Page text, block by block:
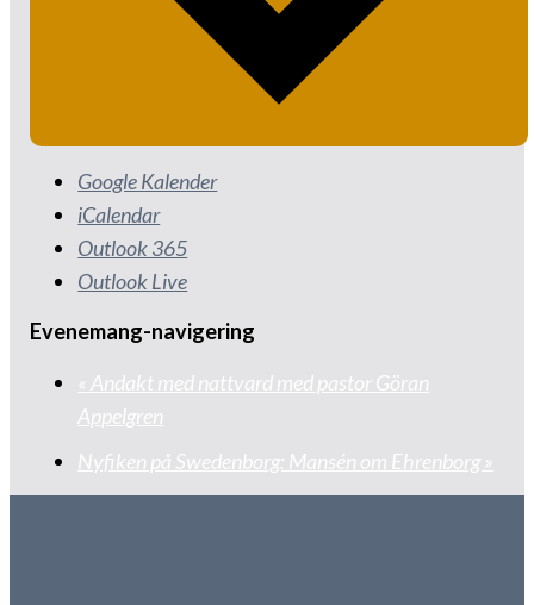
Google Kalender
iCalendar
Outlook 365
Outlook Live
Evenemang-navigering
« Andakt med nattvard med pastor Göran
Appelgren
Nyfiken på Swedenborg: Mansén om Ehrenborg »